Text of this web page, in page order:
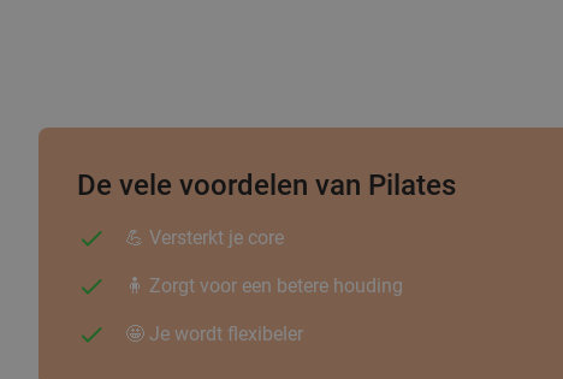
De vele voordelen van Pilates
💪 Versterkt je core
🧍 Zorgt voor een betere houding
🤩 Je wordt flexibeler